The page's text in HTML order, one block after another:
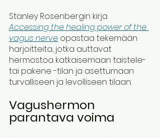
Stanley Rosenbergin kirja
Accessing the healing power of the
vagus nerve opastaa tekemään
harjoitteita, jotka auttavat
hermostoa katkaisemaan taistele-
tai pakene -tilan ja asettumaan
turvalliseen ja levolliseen tilaan.
Vagushermon
parantava voima